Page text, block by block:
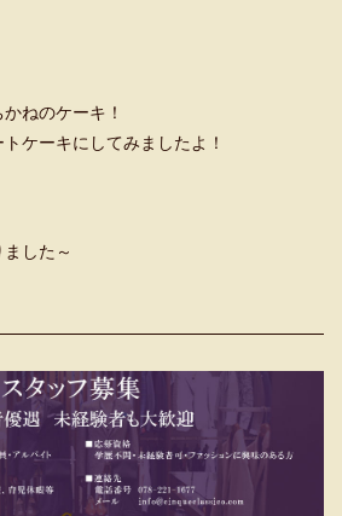
ねのケーキ！
ケーキにしてみましたよ！
した～